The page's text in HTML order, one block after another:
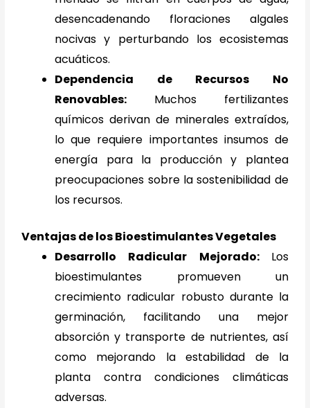
desencadenando floraciones algales
nocivas y perturbando los ecosistemas
acuáticos.
Dependencia de Recursos No
Renovables: Muchos fertilizantes
químicos derivan de minerales extraídos,
lo que requiere importantes insumos de
energía para la producción y plantea
preocupaciones sobre la sostenibilidad de
los recursos.
Ventajas de los Bioestimulantes Vegetales
Desarrollo Radicular Mejorado: Los
bioestimulantes promueven un
crecimiento radicular robusto durante la
germinación, facilitando una mejor
absorción y transporte de nutrientes, así
como mejorando la estabilidad de la
planta contra condiciones climáticas
adversas.